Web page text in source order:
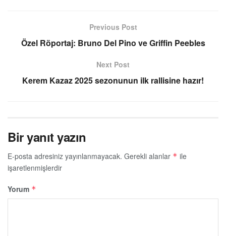
Previous Post
Özel Röportaj: Bruno Del Pino ve Griffin Peebles
Next Post
Kerem Kazaz 2025 sezonunun ilk rallisine hazır!
Bir yanıt yazın
E-posta adresiniz yayınlanmayacak. Gerekli alanlar * ile
işaretlenmişlerdir
Yorum *